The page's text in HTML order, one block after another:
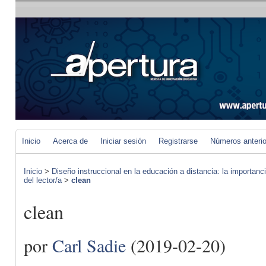
Inicio Acerca de Iniciar sesión Registrarse Números
Inicio > Diseño instruccional en la educación a distancia: la
del lector/a> clean
clean
por Carl Sadie (2019-02-20)